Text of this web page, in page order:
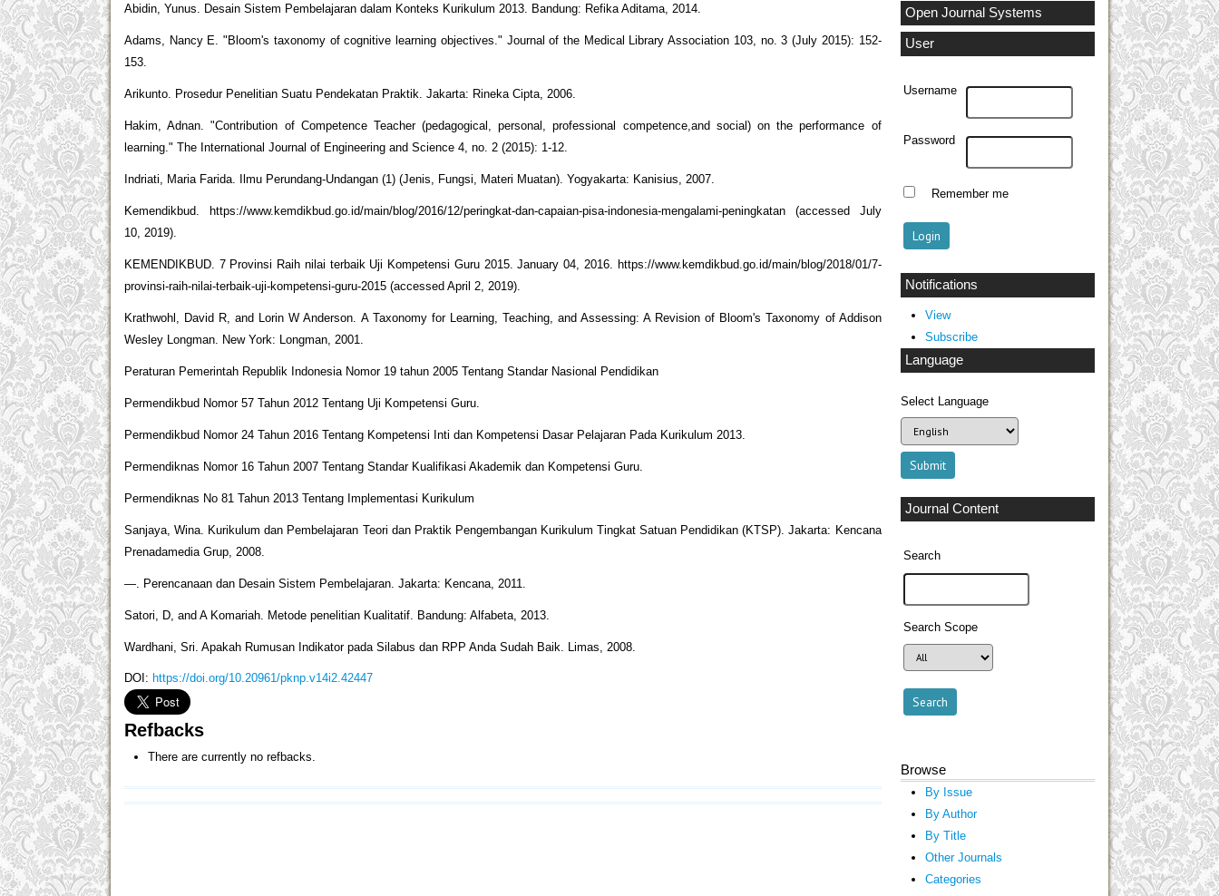
Open Journal Systems
User
Username
Password
Remember me
Notifications
View
Subscribe
Language
Select Language
Journal Content
Search
Search Scope
Browse
By Issue
By Author
By Title
Other Journals
Categories
Abidin, Yunus. Desain Sistem Pembelajaran dalam Konteks Kurikulum 2013. Bandung: Refika Aditama, 2014.
Adams, Nancy E. "Bloom's taxonomy of cognitive learning objectives." Journal of the Medical Library Association 103, no. 3 (July 2015): 152-
153.
Arikunto. Prosedur Penelitian Suatu Pendekatan Praktik. Jakarta: Rineka Cipta, 2006.
Hakim, Adnan. "Contribution of Competence Teacher (pedagogical, personal, professional competence,and social) on the performance of
learning." The International Journal of Engineering and Science 4, no. 2 (2015): 1-12.
Indriati, Maria Farida. Ilmu Perundang-Undangan (1) (Jenis, Fungsi, Materi Muatan). Yogyakarta: Kanisius, 2007.
Kemendikbud. https://www.kemdikbud.go.id/main/blog/2016/12/peringkat-dan-capaian-pisa-indonesia-mengalami-peningkatan (accessed July
10, 2019).
KEMENDIKBUD. 7 Provinsi Raih nilai terbaik Uji Kompetensi Guru 2015. January 04, 2016. https://www.kemdikbud.go.id/main/blog/2018/01/7-
provinsi-raih-nilai-terbaik-uji-kompetensi-guru-2015 (accessed April 2, 2019).
Krathwohl, David R, and Lorin W Anderson. A Taxonomy for Learning, Teaching, and Assessing: A Revision of Bloom's Taxonomy of Addison
Wesley Longman. New York: Longman, 2001.
Peraturan Pemerintah Republik Indonesia Nomor 19 tahun 2005 Tentang Standar Nasional Pendidikan
Permendikbud Nomor 57 Tahun 2012 Tentang Uji Kompetensi Guru.
Permendikbud Nomor 24 Tahun 2016 Tentang Kompetensi Inti dan Kompetensi Dasar Pelajaran Pada Kurikulum 2013.
Permendiknas Nomor 16 Tahun 2007 Tentang Standar Kualifikasi Akademik dan Kompetensi Guru.
Permendiknas No 81 Tahun 2013 Tentang Implementasi Kurikulum
Sanjaya, Wina. Kurikulum dan Pembelajaran Teori dan Praktik Pengembangan Kurikulum Tingkat Satuan Pendidikan (KTSP). Jakarta: Kencana
Prenadamedia Grup, 2008.
—. Perencanaan dan Desain Sistem Pembelajaran. Jakarta: Kencana, 2011.
Satori, D, and A Komariah. Metode penelitian Kualitatif. Bandung: Alfabeta, 2013.
Wardhani, Sri. Apakah Rumusan Indikator pada Silabus dan RPP Anda Sudah Baik. Limas, 2008.
DOI: https://doi.org/10.20961/pknp.v14i2.42447
Refbacks
There are currently no refbacks.